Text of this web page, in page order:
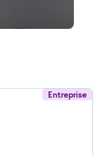
Entreprise